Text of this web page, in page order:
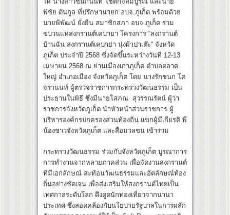
พิชัย ตันกูล ที่ปรึกษานายก อบจ.ภูเก็ต พร้อมด้วย
นายพิพัฒน์ ยั่งยืน สมาชิกสภา อบจ.ภูเก็ต ร่วม
ขบวนแห่สงกรานต์เคบายา โครงการ “สงกรานต์
บ้านฉัน สงกรานต์เคบาย่า นุ่งผ้าปาเต๊ะ” จังหวัด
ภูเก็ต ประจำปี 2568 ซึ่งจัดขึ้นระหว่างวันที่ 12-13
เมษายน 2568 ณ ย่านเมืองเก่าภูเก็ต ตำบลตลาด
ใหญ่ อำเภอเมือง จังหวัดภูเก็ต โดย นางรักชนก โค
จรานนท์ ผู้ตรวจราชการกระทรวงวัฒนธรรม เป็น
ประธานในพิธี ซึ่งมีนายโสภณ สุวรรณรัตน์ ผู้ว่า
ราชการจังหวัดภูเก็ต นำหัวหน้าส่วนราชการ ผู้
บริหารองค์กรปกครองส่วนท้องถิ่น แขกผู้มีเกียรติ พี่
น้องชาวจังหวัดภูเก็ต และสื่อมวลชน เข้าร่วม
กระทรวงวัฒนธรรม ร่วมกับจังหวัดภูเก็ต บูรณาการ
การทำงานจากหลายภาคส่วน เพื่อจัดงานสงกรานต์
ที่มีเอกลักษณ์ สะท้อนวัฒนธรรมและอัตลักษณ์ท้อง
ถิ่นอย่างชัดเจน เพื่อส่งเสริมให้สงกรานต์ไทยเป็น
เทศกาลระดับโลก ดึงดูดนักท่องเที่ยวจากนานา
ประเทศ ซึ่งสอดคล้องกับนโยบายรัฐบาลในการผลัก